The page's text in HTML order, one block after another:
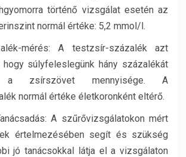
történő vizsgálat esetén az
normál értéke: 5,2 mmol/l.
mérés: A testzsír-százalék azt
hogy súlyfeleslegünk hány százalékát
zsírszövet mennyisége. A
normál értéke életkoronként eltérő.
A szűrővizsgálatokon mért
értelmezésében segít és szükség
jó tanácsokkal látja el a vizsgálaton